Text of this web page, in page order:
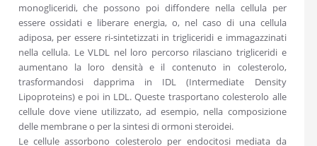
monogliceridi, che possono poi diffondere nella cellula per
essere ossidati e liberare energia, o, nel caso di una cellula
adiposa, per essere ri-sintetizzati in trigliceridi e immagazzinati
nella cellula. Le VLDL nel loro percorso rilasciano trigliceridi e
aumentano la loro densità e il contenuto in colesterolo,
trasformandosi dapprima in IDL (Intermediate Density
Lipoproteins) e poi in LDL. Queste trasportano colesterolo alle
cellule dove viene utilizzato, ad esempio, nella composizione
delle membrane o per la sintesi di ormoni steroidei.
Le cellule assorbono colesterolo per endocitosi mediata da